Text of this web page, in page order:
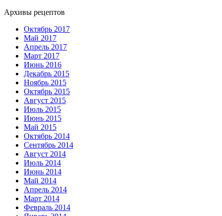
Архивы рецептов
Октябрь 2017
Май 2017
Апрель 2017
Март 2017
Июнь 2016
Декабрь 2015
Ноябрь 2015
Октябрь 2015
Август 2015
Июль 2015
Июнь 2015
Май 2015
Октябрь 2014
Сентябрь 2014
Август 2014
Июль 2014
Июнь 2014
Май 2014
Апрель 2014
Март 2014
Февраль 2014